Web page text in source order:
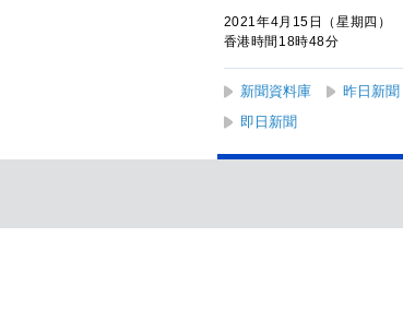
2021年4月15日（星期四）
香港時間18時48分
新聞資料庫 昨日新聞
即日新聞